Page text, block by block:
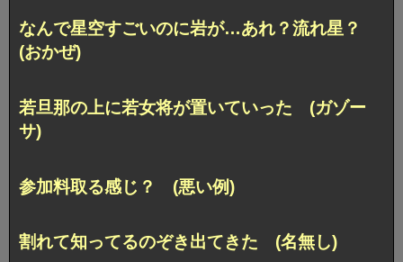
なんで星空すごいのに岩が…あれ？流れ星？
(おかぜ)
若旦那の上に若女将が置いていった (ガゾー
サ)
参加料取る感じ？ (悪い例)
割れて知ってるのぞき出てきた (名無し)